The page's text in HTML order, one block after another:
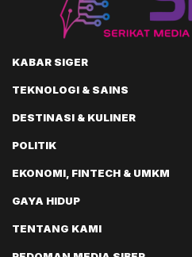
KABAR SIGER
TEKNOLOGI & SAINS
DESTINASI & KULINER
POLITIK
EKONOMI, FINTECH & UMKM
GAYA HIDUP
TENTANG KAMI